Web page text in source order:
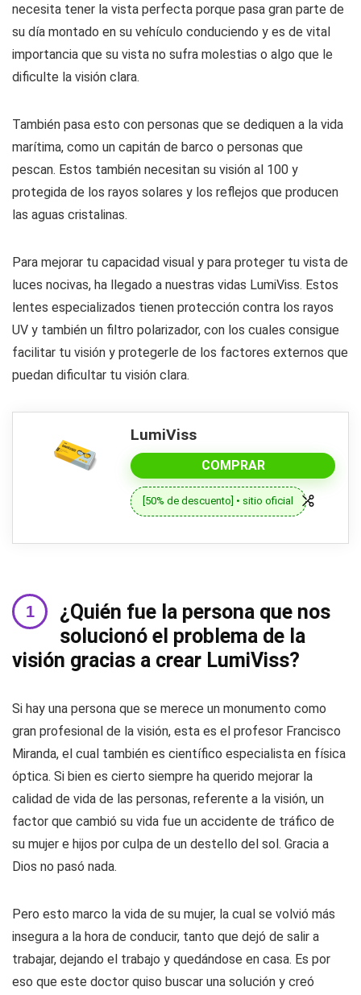
necesita tener la vista perfecta porque pasa gran parte de
su día montado en su vehículo conduciendo y es de vital
importancia que su vista no sufra molestias o algo que le
dificulte la visión clara.
También pasa esto con personas que se dediquen a la vida
marítima, como un capitán de barco o personas que
pescan. Estos también necesitan su visión al 100 y
protegida de los rayos solares y los reflejos que producen
las aguas cristalinas.
Para mejorar tu capacidad visual y para proteger tu vista de
luces nocivas, ha llegado a nuestras vidas LumiViss. Estos
lentes especializados tienen protección contra los rayos
UV y también un filtro polarizador, con los cuales consigue
facilitar tu visión y protegerle de los factores externos que
puedan dificultar tu visión clara.
LumiViss
COMPRAR
[50% de descuento] • sitio oficial
¿Quién fue la persona que nos
solucionó el problema de la
visión gracias a crear LumiViss?
Si hay una persona que se merece un monumento como
gran profesional de la visión, esta es el profesor Francisco
Miranda, el cual también es científico especialista en física
óptica. Si bien es cierto siempre ha querido mejorar la
calidad de vida de las personas, referente a la visión, un
factor que cambió su vida fue un accidente de tráfico de
su mujer e hijos por culpa de un destello del sol. Gracia a
Dios no pasó nada.
Pero esto marco la vida de su mujer, la cual se volvió más
insegura a la hora de conducir, tanto que dejó de salir a
trabajar, dejando el trabajo y quedándose en casa. Es por
eso que este doctor quiso buscar una solución y creó